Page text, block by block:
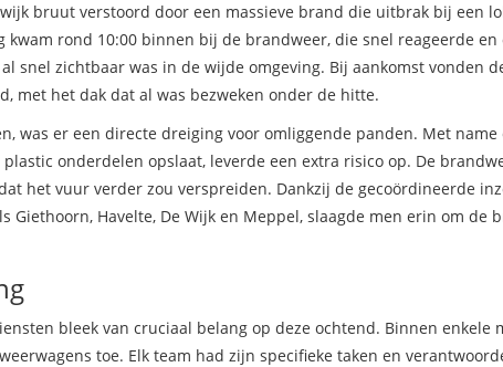
bruut verstoord door een massieve brand die uitbrak bij een
rond 10:00 binnen bij de brandweer, die snel reageerde en
snel zichtbaar was in de wijde omgeving. Bij aankomst vonden
met het dak dat al was bezweken onder de hitte.
was er een directe dreiging voor omliggende panden. Met name
onderdelen opslaat, leverde een extra risico op. De
het vuur verder zou verspreiden. Dankzij de gecoördineerde
Havelte, De Wijk en Meppel, slaagde men erin om de
bleek van cruciaal belang op deze ochtend. Binnen enkele
toe. Elk team had zijn specifieke taken en